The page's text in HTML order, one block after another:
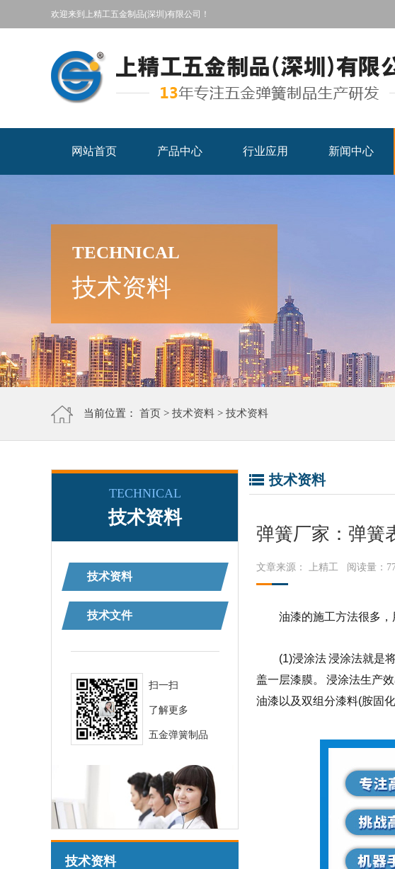
欢迎来到上精工五金制品(深圳)有限公司！
网站首页 产品中心 行业应用 新闻中心
TECHNICAL
技术资料
当前位置： 首页 > 技术资料 > 技术资料
TECHNICAL
技术资料
技术资料
技术文件
扫一扫
了解更多
五金弹簧制品
技术资料
技术资料
弹簧厂家：弹簧
文章来源： 上精工 阅读量：
油漆的施工方法很多，
(1)浸涂法 浸涂法就是
盖一层漆膜。 浸涂法生产
油漆以及双组分漆料(胺固